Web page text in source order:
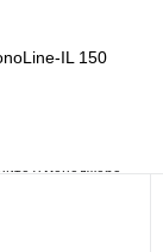
IL 150
у менеджера